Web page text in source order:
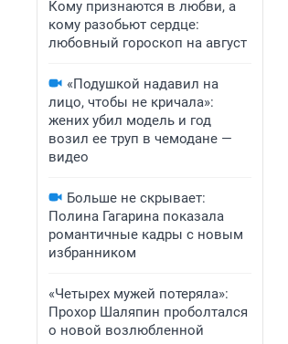
Кому признаются в любви, а
кому разобьют сердце:
любовный гороскоп на август
«Подушкой надавил на
лицо, чтобы не кричала»:
жених убил модель и год
возил ее труп в чемодане —
видео
Больше не скрывает:
Полина Гагарина показала
романтичные кадры с новым
избранником
«Четырех мужей потеряла»:
Прохор Шаляпин проболтался
о новой возлюбленной